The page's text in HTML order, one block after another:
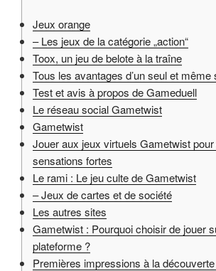
Jeux orange
– Les jeux de la catégorie „action“
Toox, un jeu de belote à la traîne
Tous les avantages d’un seul et même
Test et avis à propos de Gameduell
Le réseau social Gametwist
Gametwist
Jouer aux jeux virtuels Gametwist
sensations fortes
Le rami : Le jeu culte de Gametwist
– Jeux de cartes et de société
Les autres sites
Gametwist : Pourquoi choisir de jouer
plateforme ?
Premières impressions à la